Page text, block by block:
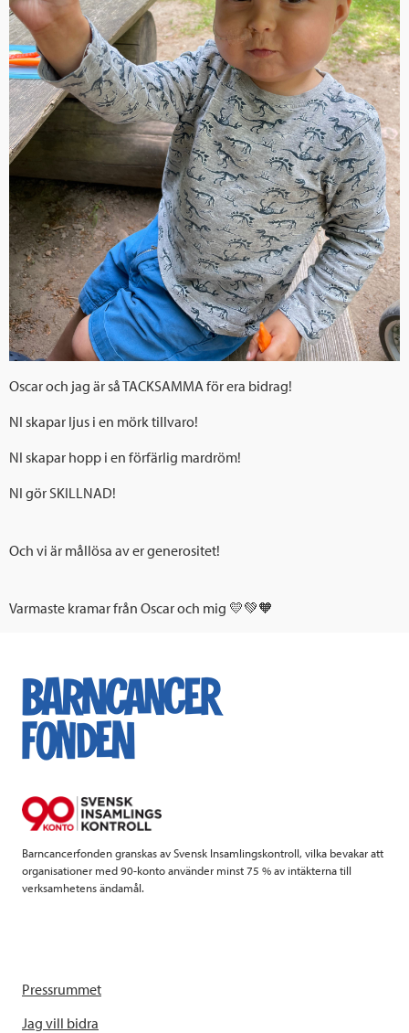
Oscar och jag är så TACKSAMMA för era bidrag!
NI skapar ljus i en mörk tillvaro!
NI skapar hopp i en förfärlig mardröm!
NI gör SKILLNAD!
Och vi är mållösa av er generositet!
Varmaste kramar från Oscar och mig 💛💚🧡
Barncancerfonden granskas av Svensk Insamlingskontroll, vilka bevakar att
organisationer med 90-konto använder minst 75 % av intäkterna till
verksamhetens ändamål.
Pressrummet
Jag vill bidra